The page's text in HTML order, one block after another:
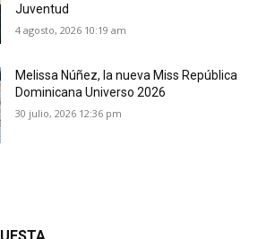
Juventud
4 agosto, 2026 10:19 am
Melissa Núñez, la nueva Miss República
Dominicana Universo 2026
30 julio, 2026 12:36 pm